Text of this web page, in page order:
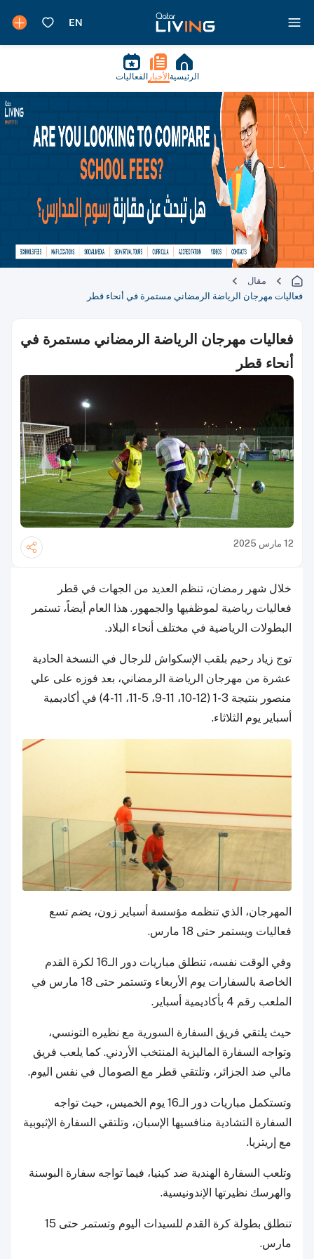
الرئيسية الأخبار الفعاليات
مقال
فعاليات مهرجان الرياضة الرمضاني مستمرة في أنحاء قطر
فعاليات مهرجان الرياضة الرمضاني مستمرة في
أنحاء قطر
12 مارس 2025
خلال شهر رمضان، تنظم العديد من الجهات في قطر
فعاليات رياضية لموظفيها والجمهور. هذا العام أيضاً، تستمر
البطولات الرياضية في مختلف أنحاء البلاد.
توج زياد رحيم بلقب الإسكواش للرجال في النسخة الحادية
عشرة من مهرجان الرياضة الرمضاني، بعد فوزه على علي
منصور بنتيجة 3-1 (12-10، 11-9، 5-11، 11-4) في أكاديمية
أسباير يوم الثلاثاء.
المهرجان، الذي تنظمه مؤسسة أسباير زون، يضم تسع
فعاليات ويستمر حتى 18 مارس.
وفي الوقت نفسه، تنطلق مباريات دور الـ16 لكرة القدم
الخاصة بالسفارات يوم الأربعاء وتستمر حتى 18 مارس في
الملعب رقم 4 بأكاديمية أسباير.
حيث يلتقي فريق السفارة السورية مع نظيره التونسي،
وتواجه السفارة الماليزية المنتخب الأردني. كما يلعب فريق
مالي ضد الجزائر، وتلتقي قطر مع الصومال في نفس اليوم.
وتستكمل مباريات دور الـ16 يوم الخميس، حيث تواجه
السفارة التشادية منافسيها الإسبان، وتلتقي السفارة الإثيوبية
مع إريتريا.
وتلعب السفارة الهندية ضد كينيا، فيما تواجه سفارة البوسنة
والهرسك نظيرتها الإندونيسية.
تنطلق بطولة كرة القدم للسيدات اليوم وتستمر حتى 15
مارس.